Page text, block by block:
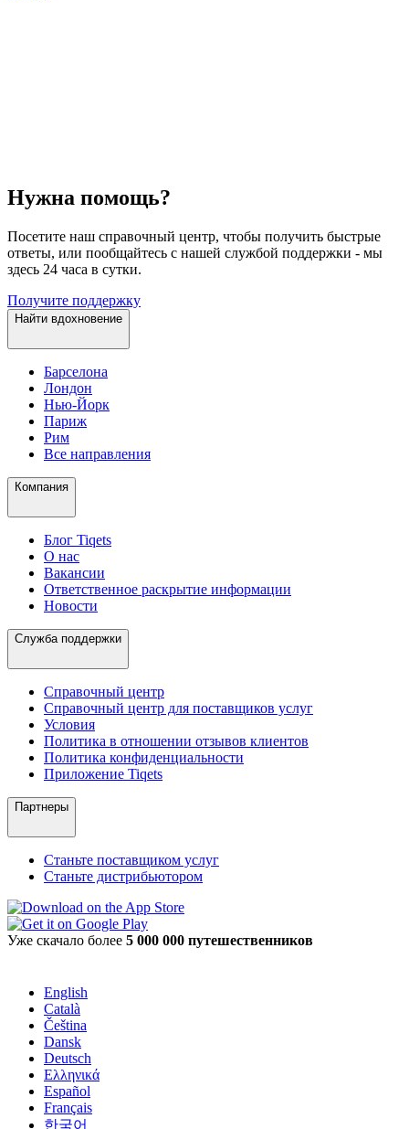
Нужна помощь?
Посетите наш справочный центр, чтобы получить быстрые
ответы, или пообщайтесь с нашей службой поддержки - мы
здесь 24 часа в сутки.
Получите поддержку
Найти вдохновение
Барселона
Лондон
Нью-Йорк
Париж
Рим
Все направления
Компания
Блог Tiqets
О нас
Вакансии
Ответственное раскрытие информации
Новости
Служба поддержки
Справочный центр
Справочный центр для поставщиков услуг
Условия
Политика в отношении отзывов клиентов
Политика конфиденциальности
Приложение Tiqets
Партнеры
Станьте поставщиком услуг
Станьте дистрибьютором
Уже скачало более 5 000 000 путешественников
English
Català
Čeština
Dansk
Deutsch
Ελληνικά
Español
Français
한국어